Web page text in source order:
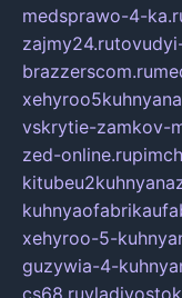
medsprawo-4-
zajmy24.ru
brazzerscom.ru
vskrytie-zamkov-
zed-online.ru
xehyroo-5-
guzywia-4-
cs68.ru